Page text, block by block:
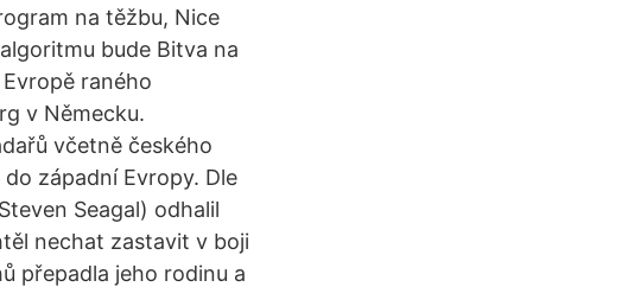
na těžbu, Nice
bude Bitva na
raného
v Německu.
včetně českého
západní Evropy. Dle
Seagal) odhalil
nechat zastavit v boji
přepadla jeho rodinu a